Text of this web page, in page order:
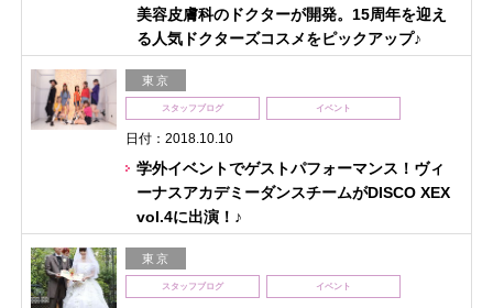
美容皮膚科のドクターが開発。15周年を迎え
る人気ドクターズコスメをピックアップ♪
東京
スタッフブログ イベント
日付：2018.10.10
学外イベントでゲストパフォーマンス！ヴィ
ーナスアカデミーダンスチームがDISCO XEX
vol.4に出演！♪
東京
スタッフブログ イベント